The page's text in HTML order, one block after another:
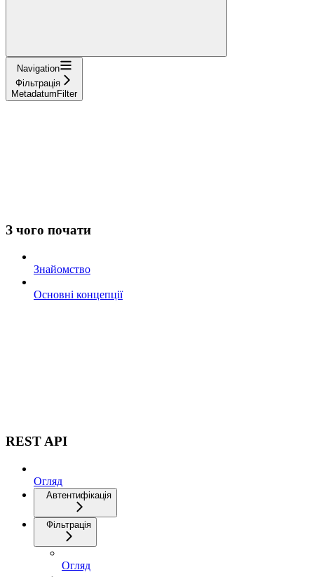
Navigation
Фільтрація
MetadatumFilter
З чого почати
Знайомство
Основні концепції
REST API
Огляд
Автентифікація
Фільтрація
Огляд